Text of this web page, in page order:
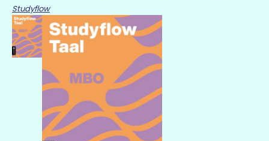
Studyflow